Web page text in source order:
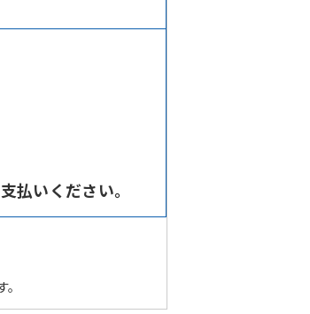
払いください。